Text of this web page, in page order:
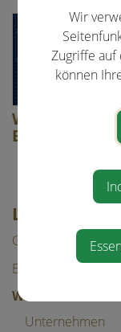
LEBEN IN
Gesundheit &
Bauen/Wohnen
Wirtschaft
Unternehmen
Westwinkel-
Broschüre
Wir
Zugriffe auf
können